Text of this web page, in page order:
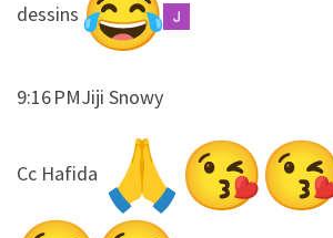
dessins
9:16 PMJiji Snowy
​​Cc Hafida